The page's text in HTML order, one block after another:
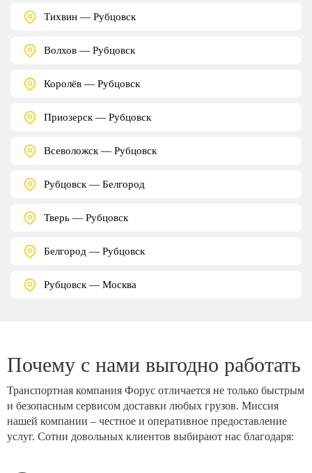
Тихвин — Рубцовск
Волхов — Рубцовск
Королёв — Рубцовск
Приозерск — Рубцовск
Всеволожск — Рубцовск
Рубцовск — Белгород
Тверь — Рубцовск
Белгород — Рубцовск
Рубцовск — Москва
Почему с нами выгодно работать
Транспортная компания Форус отличается не только быстрым
и безопасным сервисом доставки любых грузов. Миссия
нашей компании – честное и оперативное предоставление
услуг. Сотни довольных клиентов выбирают нас благодаря: